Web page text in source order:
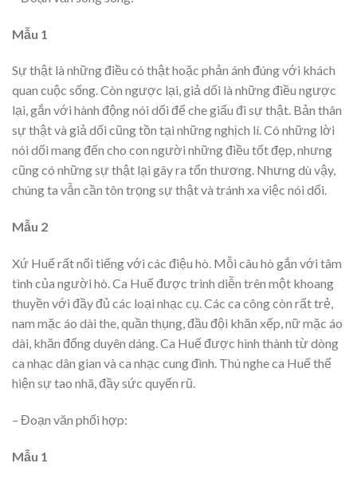
Mẫu 1
Sự thật là những điều có thật hoặc phản ánh đúng với khách
quan cuộc sống. Còn ngược lại, giả dối là những điều ngược
lại, gắn với hành động nói dối để che giấu đi sự thật. Bản thân
sự thật và giả dối cũng tồn tại những nghịch lí. Có những lời
nói dối mang đến cho con người những điều tốt đẹp, nhưng
cũng có những sự thật lại gây ra tổn thương. Nhưng dù vậy,
chúng ta vẫn cần tôn trọng sự thật và tránh xa việc nói dối.
Mẫu 2
Xứ Huế rất nổi tiếng với các điệu hò. Mỗi câu hò gắn với tâm
tình của người hò. Ca Huế được trình diễn trên một khoang
thuyền với đầy đủ các loại nhạc cụ. Các ca công còn rất trẻ,
nam mặc áo dài the, quần thụng, đầu đội khăn xếp, nữ mặc áo
dài, khăn đống duyên dáng. Ca Huế được hình thành từ dòng
ca nhạc dân gian và ca nhạc cung đình. Thú nghe ca Huế thể
hiện sự tao nhã, đầy sức quyến rũ.
– Đoạn văn phối hợp:
Mẫu 1